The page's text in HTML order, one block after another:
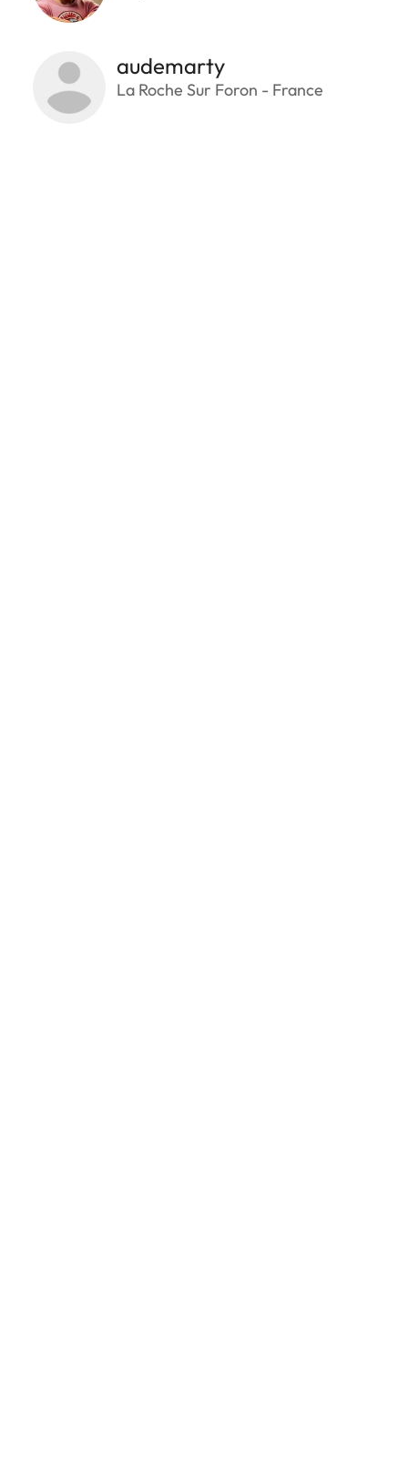
audemarty
La Roche Sur Foron - France